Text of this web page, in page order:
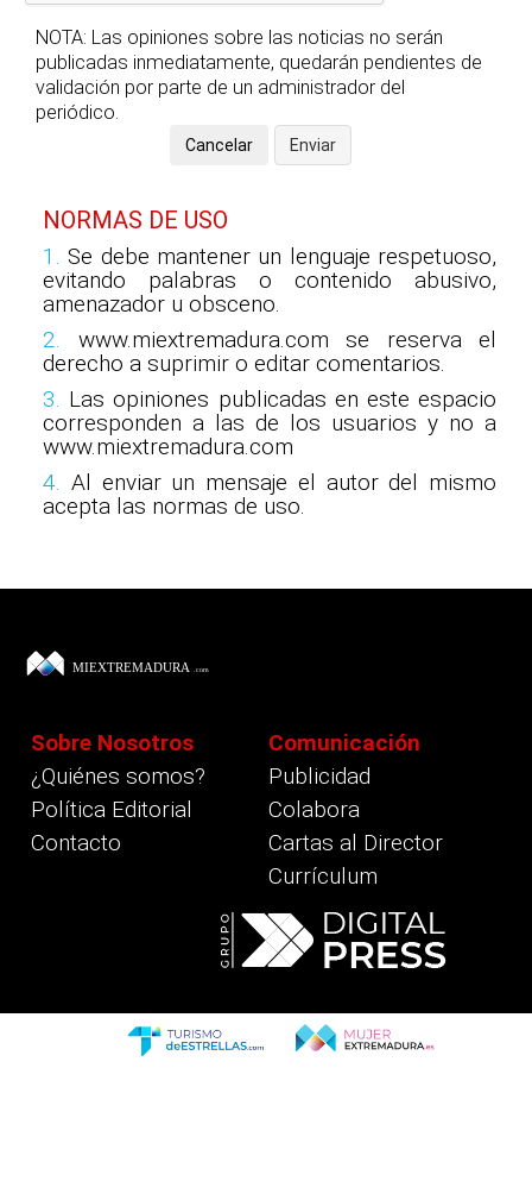
NOTA: Las opiniones sobre las noticias no serán
publicadas inmediatamente, quedarán pendientes de
validación por parte de un administrador del
periódico.
NORMAS DE USO
1. Se debe mantener un lenguaje respetuoso,
evitando palabras o contenido abusivo,
amenazador u obsceno.
2. www.miextremadura.com se reserva el
derecho a suprimir o editar comentarios.
3. Las opiniones publicadas en este espacio
corresponden a las de los usuarios y no a
www.miextremadura.com
4. Al enviar un mensaje el autor del mismo
acepta las normas de uso.
Sobre Nosotros
¿Quiénes somos?
Política Editorial
Contacto
Comunicación
Publicidad
Colabora
Cartas al Director
Currículum